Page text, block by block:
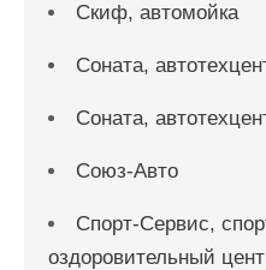
Скиф, автомойка
Соната,
Соната,
Союз-Авто
Спорт-Сервис,
оздоровительный